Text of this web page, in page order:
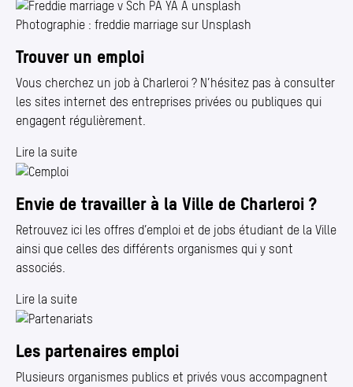
Photographie : freddie marriage sur Unsplash
Trouver un emploi
Vous cherchez un job à Charleroi ? N’hésitez pas à consulter
les sites internet des entreprises privées ou publiques qui
engagent régulièrement.
Lire la suite
Envie de travailler à la Ville de Charleroi ?
Retrouvez ici les offres d’emploi et de jobs étudiant de la Ville
ainsi que celles des différents organismes qui y sont
associés.
Lire la suite
Les partenaires emploi
Plusieurs organismes publics et privés vous accompagnent